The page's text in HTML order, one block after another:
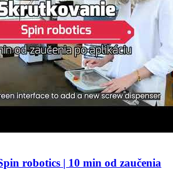
robotics | 10 min od zaučenia